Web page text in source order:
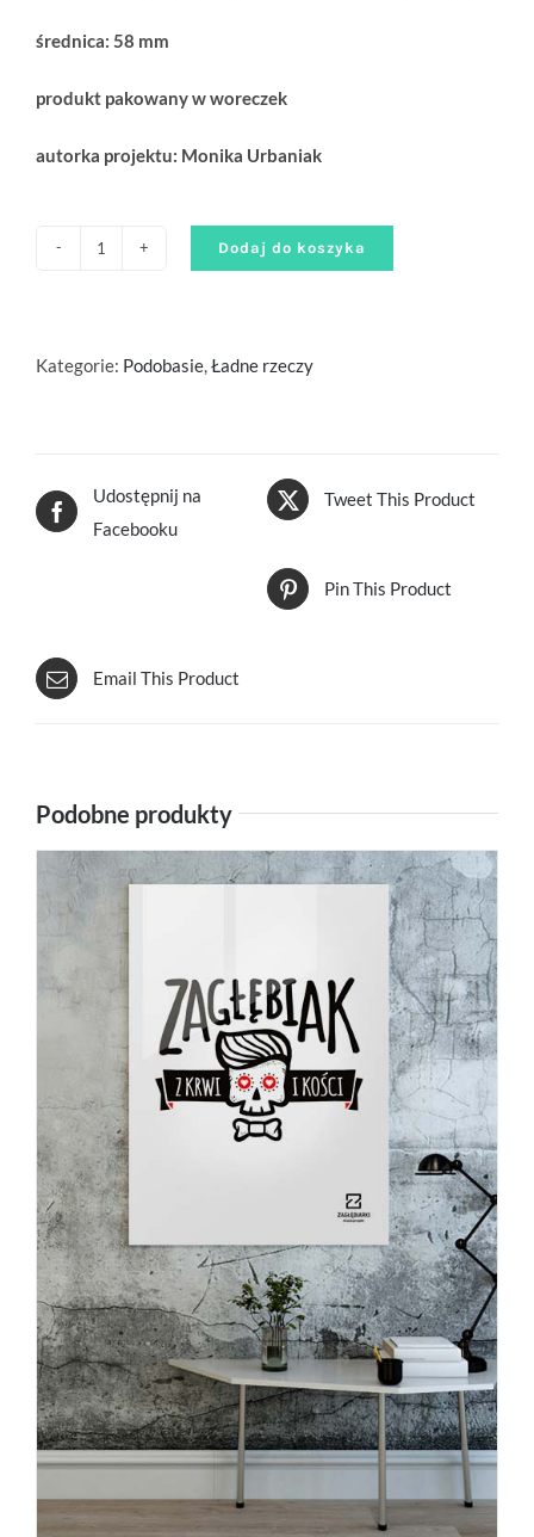
średnica: 58 mm
produkt pakowany w woreczek
autorka projektu: Monika Urbaniak
-
Dodaj do koszyka
Kategorie: Podobasie,Ładne rzeczy
Udostępnij na
Facebooku
Tweet This Product
Pin This Product
Email This Product
Podobne produkty